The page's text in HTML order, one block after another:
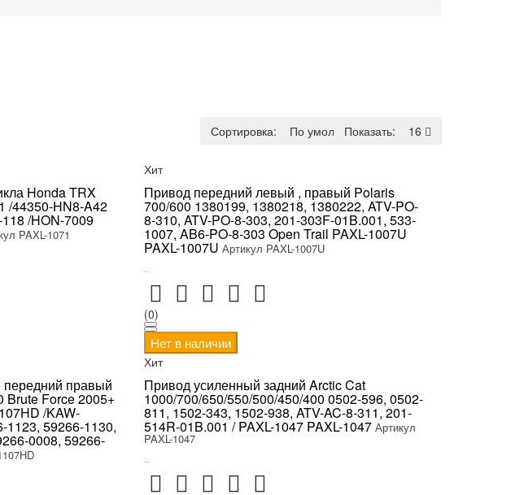
Показать: 16
Сортировка: По умолчанию
Honda TRX
/44350-HN8-A42
/HON-7009
PAXL-1071
Хит
Привод передний левый , правый Polaris
700/600 1380199, 1380218, 1380222, ATV-PO-
8-310, ATV-PO-8-303, 201-303F-01B.001, 533-
1007, AB6-PO-8-303 Open Trail PAXL-1007U
PAXL-1007U Артикул PAXL-1007U
(0)
Нет в наличии
правый
Brute Force 2005+
/KAW-
1123, 59266-1130,
0008, 59266-
Хит
Привод усиленный задний Arctic Cat
1000/700/650/550/500/450/400 0502-596, 0502-
811, 1502-343, 1502-938, ATV-AC-8-311, 201-
514R-01B.001 / PAXL-1047 PAXL-1047 Артикул
PAXL-1047